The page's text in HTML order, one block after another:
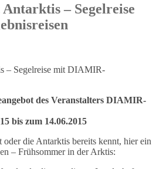
– Segelreise
des Veranstalters DIAMIR-
bis zum 14.06.2015
oder die Antarktis bereits kennt, hier ein
– Frühsommer in der Arktis: